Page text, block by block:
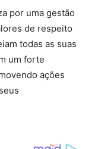
por uma gestão
de respeito
todas as suas
um forte
ações